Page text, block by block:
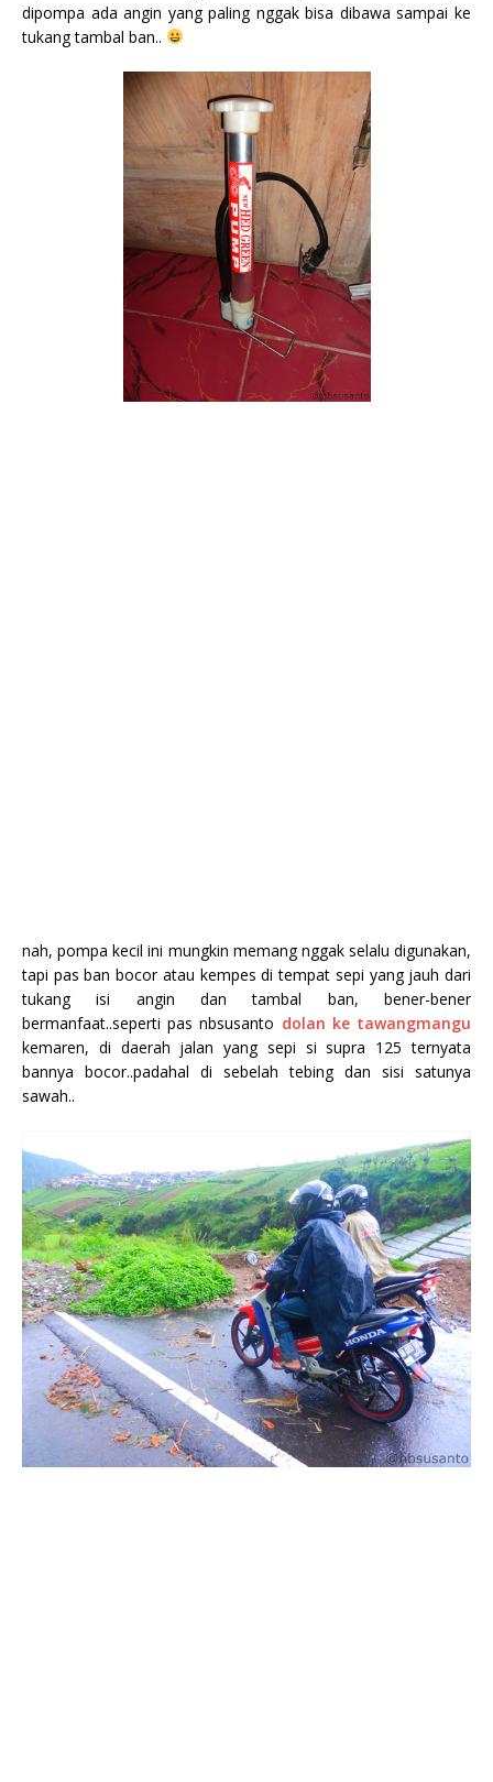
dipompa ada angin yang paling nggak bisa dibawa sampai ke
tukang tambal ban..
nah, pompa kecil ini mungkin memang nggak selalu digunakan,
tapi pas ban bocor atau kempes di tempat sepi yang jauh dari
tukang isi angin dan tambal ban, bener-bener
bermanfaat..seperti pas nbsusanto dolan ke tawangmangu
kemaren, di daerah jalan yang sepi si supra 125 ternyata
bannya bocor..padahal di sebelah tebing dan sisi satunya
sawah..